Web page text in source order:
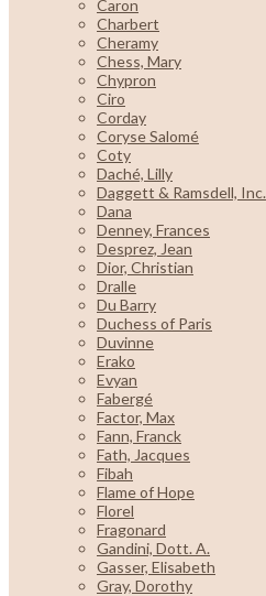
Caron
Charbert
Cheramy
Chess, Mary
Chypron
Ciro
Corday
Coryse Salomé
Coty
Daché, Lilly
Daggett & Ramsdell, Inc.
Dana
Denney, Frances
Desprez, Jean
Dior, Christian
Dralle
Du Barry
Duchess of Paris
Duvinne
Erako
Evyan
Fabergé
Factor, Max
Fann, Franck
Fath, Jacques
Fibah
Flame of Hope
Florel
Fragonard
Gandini, Dott. A.
Gasser, Elisabeth
Gray, Dorothy